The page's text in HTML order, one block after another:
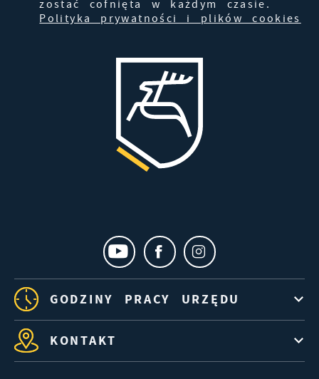
zostać cofnięta w każdym czasie.
Polityka prywatności i plików cookies
GODZINY PRACY URZĘDU
KONTAKT